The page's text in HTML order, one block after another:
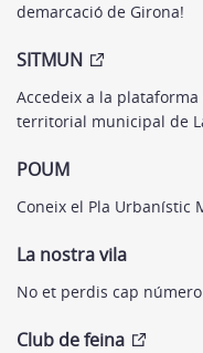
demarcació de Girona!
SITMUN
Accedeix a la
territorial municipal de
POUM
Coneix el Pla Urbanístic
La nostra vila
No et perdis cap
Club de feina